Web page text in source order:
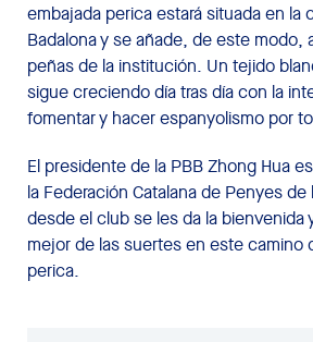
embajada perica estará situada en la
Badalona y se añade, de este modo,
peñas de la institución. Un tejido
sigue creciendo día tras día con la
fomentar y hacer espanyolismo por
El presidente de la PBB Zhong Hua
la Federación Catalana de Penyes de
desde el club se les da la bienvenida
mejor de las suertes en este camino
perica.